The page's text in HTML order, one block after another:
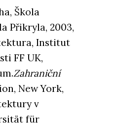
Škola
Přikryla, 2003,
Institut
FF UK,
Zahraniční
New York,
v
für